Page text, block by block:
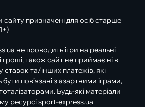
сайту призначені для осіб старше
не проводить ігри на реальні
гроші, також сайт не приймає ні в
ставок та/інших платежів, які
пов’язані з азартними іграми,
Будь-які матеріали
ресурсі sport-express.ua